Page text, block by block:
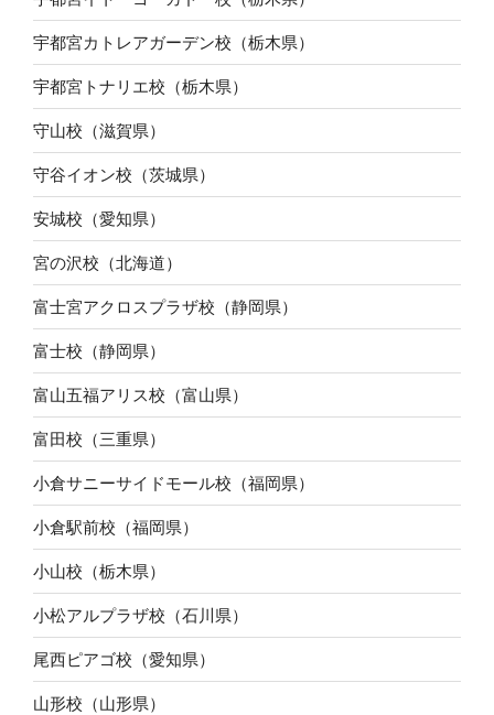
宇都宮カトレアガーデン校（栃木県）
宇都宮トナリエ校（栃木県）
守山校（滋賀県）
守谷イオン校（茨城県）
安城校（愛知県）
宮の沢校（北海道）
富士宮アクロスプラザ校（静岡県）
富士校（静岡県）
富山五福アリス校（富山県）
富田校（三重県）
小倉サニーサイドモール校（福岡県）
小倉駅前校（福岡県）
小山校（栃木県）
小松アルプラザ校（石川県）
尾西ピアゴ校（愛知県）
山形校（山形県）